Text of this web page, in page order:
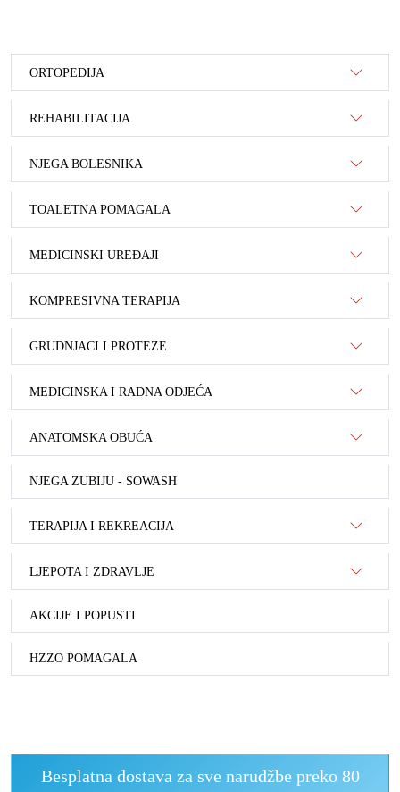
ORTOPEDIJA
REHABILITACIJA
NJEGA BOLESNIKA
TOALETNA POMAGALA
MEDICINSKI UREĐAJI
KOMPRESIVNA TERAPIJA
GRUDNJACI I PROTEZE
MEDICINSKA I RADNA ODJEĆA
ANATOMSKA OBUĆA
NJEGA ZUBIJU - SOWASH
TERAPIJA I REKREACIJA
LJEPOTA I ZDRAVLJE
AKCIJE I POPUSTI
HZZO POMAGALA
Besplatna dostava za sve narudžbe preko 80